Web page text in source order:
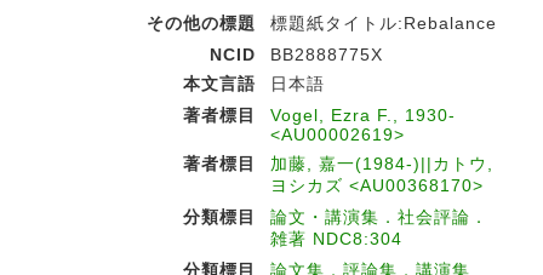
その他の標題
標題紙タイトル:Rebalance
NCID
BB2888775X
本文言語
日本語
著者標目
Vogel, Ezra F., 1930-
<AU00002619>
著者標目
加藤, 嘉一(1984-)||カトウ,
ヨシカズ <AU00368170>
分類標目
論文・講演集．社会評論．
雑著 NDC8:304
分類標目
論文集．評論集．講演集